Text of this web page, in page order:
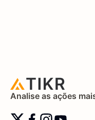
Analise as ações